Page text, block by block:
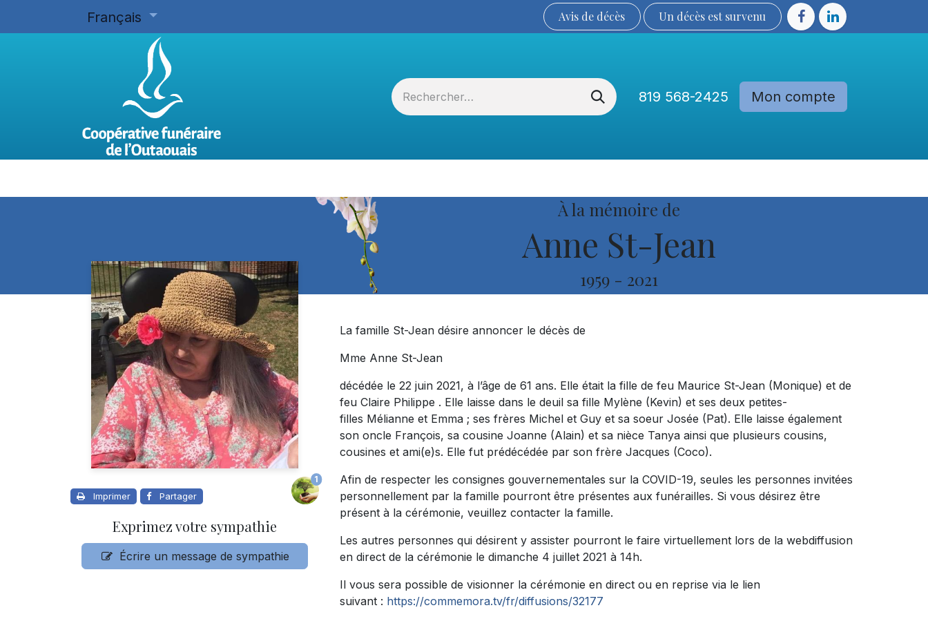
Français Avis de décès Un décès est sur​​​​​​​​ve​nu​​​​​​​​​​
819 568-2425 Mon compte
À la mémoire de
Anne St-Jean
1959 - 2021
Imprimer Partager
1
Exprimez votre sympathie
Écrire un message de sympathie
La famille St-Jean désire annoncer le décès de
Mme Anne St-Jean
décédée le 22 juin 2021, à l’âge de 61 ans. Elle était la fille de feu Maurice St-Jean (Monique) et de
feu Claire Philippe . Elle laisse dans le deuil sa fille Mylène (Kevin) et ses deux petites-
filles Mélianne et Emma ; ses frères Michel et Guy et sa soeur Josée (Pat). Elle laisse également
son oncle François, sa cousine Joanne (Alain) et sa nièce Tanya ainsi que plusieurs cousins,
cousines et ami(e)s. Elle fut prédécédée par son frère Jacques (Coco).
Afin de respecter les consignes gouvernementales sur la COVID-19, seules les personnes invitées
personnellement par la famille pourront être présentes aux funérailles. Si vous désirez être
présent à la cérémonie, veuillez contacter la famille.
Les autres personnes qui désirent y assister pourront le faire virtuellement lors de la webdiffusion
en direct de la cérémonie le dimanche 4 juillet 2021 à 14h.
Il vous sera possible de visionner la cérémonie en direct ou en reprise via le lien
suivant : https://commemora.tv/fr/diffusions/32177